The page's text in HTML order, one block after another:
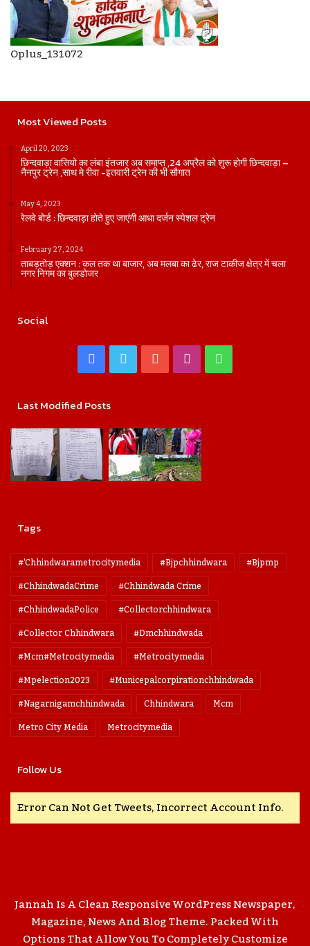
Oplus_131072
Most Viewed Posts
April 20, 2023
छिन्दवाड़ा वासियो का लंबा इंतजार अब समाप्त ,24 अप्रैल को शुरू होगी छिन्दवाड़ा –
नैनपुर ट्रेन ,साथ मे रीवा -इतवारी ट्रेन की भी सौगात
May 4, 2023
रेलवे बोर्ड : छिन्दवाड़ा होते हुए जाएंगी आधा दर्जन स्पेशल ट्रेन
February 27, 2024
ताबड़तोड़ एक्शन : कल तक था बाजार, अब मलबा का ढेर, राज टाकीज क्षेत्र में चला
नगर निगम का बुलडोजर
Social
Facebook
Twitter YouTubeInstagram
Last Modified Posts
Tags
#'chhindwarametrocitymedia #bjpchhindwara
#bjpmp
#ChhindwadaCrime
#Chhindwada Crime
#ChhindwadaPolice
#collectorchhindwara
#collector Chhindwara
#dmchhindwada
#mcm#metrocitymedia
#metrocitymedia
#mpelection2023
#municepalcorpirationchhindwada
#nagarnigamchhindwada
Chhindwara
Mcm
Metro City Media
Metrocitymedia
Follow Us
Error Can Not Get Tweets, Incorrect Account Info.
Jannah Is A Clean Responsive WordPress Newspaper,
Magazine, News And Blog Theme. Packed With
Options That Allow You To Completely Customize